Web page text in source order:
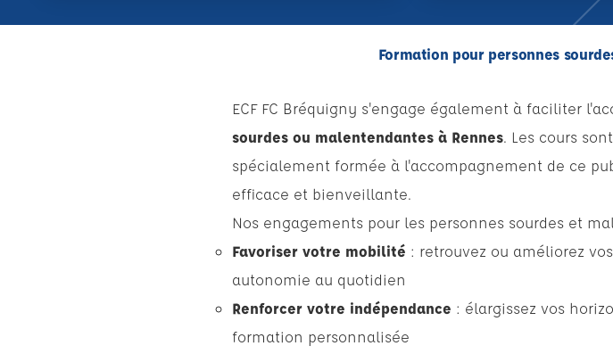
Formation pour personnes
ECF FC Bréquigny s'engage également à faciliter
sourdes ou malentendantes à Rennes. Les cours
spécialement formée à l'accompagnement de ce
efficace et bienveillante.
Nos engagements pour les personnes sourdes et
Favoriser votre mobilité : retrouvez ou améliorez
autonomie au quotidien
Renforcer votre indépendance : élargissez vos
formation personnalisée